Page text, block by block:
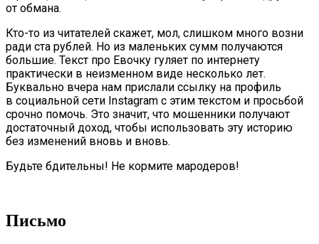
от обмана.
Кто-то из читателей скажет, мол, слишком много возни
ради ста рублей. Но из маленьких сумм получаются
большие. Текст про Евочку гуляет по интернету
практически в неизменном виде несколько лет.
Буквально вчера нам прислали ссылку на профиль
в социальной сети Instagram с этим текстом и просьбой
срочно помочь. Это значит, что мошенники получают
достаточный доход, чтобы использовать эту историю
без изменений вновь и вновь.
Будьте бдительны! Не кормите мародеров!
Письмо